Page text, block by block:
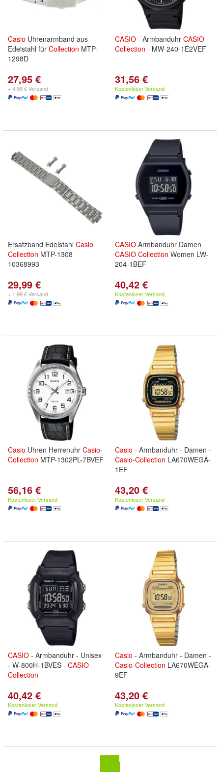
Casio Uhrenarmband aus
Edelstahl für Collection MTP-
1298D
27,95 €
+ 4,99 € Versand
CASIO - Armbanduhr CASIO
Collection - MW-240-1E2VEF
31,56 €
Kostenloser Versand
Ersatzband Edelstahl Casio
Collection MTP-1308
10368993
29,99 €
+ 1,99 € Versand
CASIO Armbanduhr Damen
CASIO Collection Women LW-
204-1BEF
40,42 €
Kostenloser Versand
Casio Uhren Herrenuhr Casio-
Collection MTP-1302PL-7BVEF
56,16 €
Kostenloser Versand
Casio - Armbanduhr - Damen -
Casio-Collection LA670WEGA-
1EF
43,20 €
Kostenloser Versand
CASIO - Armbanduhr - Unisex
- W-800H-1BVES - CASIO
Collection
40,42 €
Kostenloser Versand
Casio - Armbanduhr - Damen -
Casio-Collection LA670WEGA-
9EF
43,20 €
Kostenloser Versand